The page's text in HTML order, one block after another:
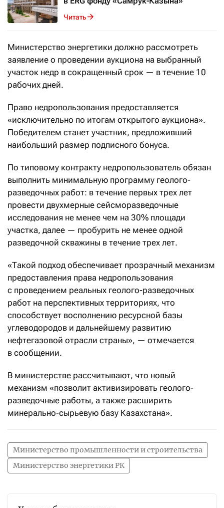
Читать
Министерство энергетики должно рассмотреть
заявление о проведении аукциона на выбранный
участок недр в сокращенный срок — в течение 10
рабочих дней.
Право недропользования предоставляется
«исключительно по итогам открытого аукциона».
Победителем станет участник, предложивший
наибольший размер подписного бонуса.
По типовому контракту недропользователь обязан
выполнить минимальную программу геолого-
разведочных работ: в течение первых трех лет
провести двухмерные сейсморазведочные
исследования не менее чем на 30% площади
участка, далее — пробурить не менее одной
разведочной скважины в течение трех лет.
«Такой подход обеспечивает прозрачный механизм
предоставления права недропользования
с проведением реальных геолого-разведочных
работ на перспективных территориях, что
способствует восполнению ресурсной базы
углеводородов и дальнейшему развитию
нефтегазовой отрасли страны», — отмечается
в сообщении.
В министерстве рассчитывают, что новый
механизм «позволит активизировать геолого-
разведочные работы, а также расширить
минерально-сырьевую базу Казахстана».
Министерство промышленности и строительства
Министерство энергетики РК